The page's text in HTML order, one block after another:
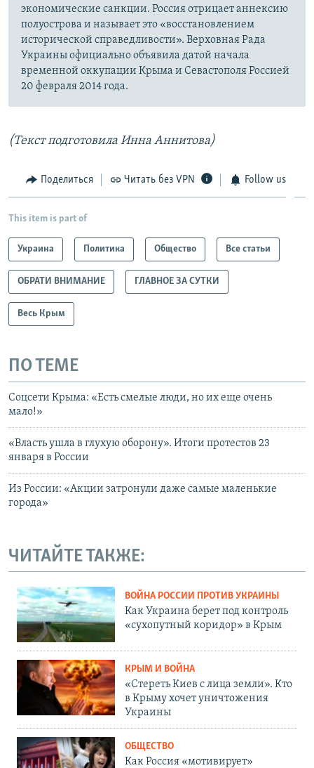
экономические санкции. Россия отрицает аннексию
полуострова и называет это «восстановлением
исторической справедливости». Верховная Рада
Украины официально объявила датой начала
временной оккупации Крыма и Севастополя Россией
20 февраля 2014 года.
(Текст подготовила Инна Аннитова)
Поделиться Читать без VPN Follow us
This item is part of
Украина Политика Общество Все статьи
ОБРАТИ ВНИМАНИЕ ГЛАВНОЕ ЗА СУТКИ
Весь Крым
ПО ТЕМЕ
Соцсети Крыма: «Есть смелые люди, но их еще очень
мало!»
«Власть ушла в глухую оборону». Итоги протестов 23
января в России
Из России: «Акции затронули даже самые маленькие
города»
ЧИТАЙТЕ ТАКЖЕ:
ВОЙНА РОССИИ ПРОТИВ УКРАИНЫ
Как Украина берет под контроль
«сухопутный коридор» в Крым
КРЫМ И ВОЙНА
«Стереть Киев с лица земли». Кто
в Крыму хочет уничтожения
Украины
ОБЩЕСТВО
Как Россия «мотивирует»